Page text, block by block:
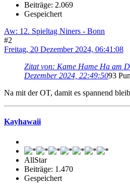
Beiträge: 2.069
Gespeichert
Aw: 12. Spieltag Niners - Bonn
#2
Freitag, 20 Dezember 2024, 06:41:08
Zitat von: Kame Hame Ha am
Dezember 2024, 22:49:5093
Na mit der OT, damit es spannend
Kayhawaii
AllStar
Beiträge: 1.470
Gespeichert